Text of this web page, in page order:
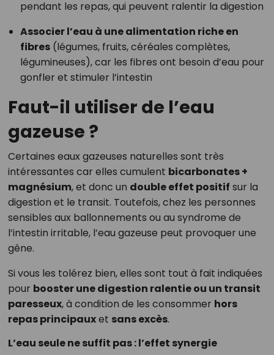
pendant les repas, qui peuvent ralentir la digestion
Associer l’eau à une alimentation riche en
fibres(légumes, fruits, céréales complètes,
légumineuses), car les fibres ont besoin d’eau pour
gonfler et stimuler l’intestin
Faut-il utiliser de l’eau
gazeuse ?
Certaines eaux gazeuses naturelles sont très
intéressantes car elles cumulent bicarbonates +
magnésium, et donc un double effet positif sur la
digestion et le transit. Toutefois, chez les personnes
sensibles aux ballonnements ou au syndrome de
l’intestin irritable, l’eau gazeuse peut provoquer une
gêne.
Si vous les tolérez bien, elles sont tout à fait indiquées
pour booster une digestion ralentie ou un transit
paresseux, à condition de les consommer hors
repas principauxet sans excès.
L’eau seule ne suffit pas : l’effet synergie